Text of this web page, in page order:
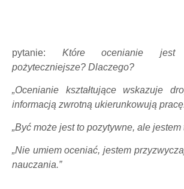
pytanie: Które ocenianie jest
pożyteczniejsze? Dlaczego?
„Ocenianie kształtujące wskazuje
informacją zwrotną ukierunkowują
„Być może jest to pozytywne, ale jestem
„Nie umiem oceniać, jestem
nauczania.”